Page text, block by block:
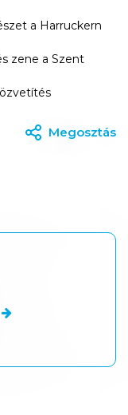
a Harruckern
zene a Szent
Megosztás